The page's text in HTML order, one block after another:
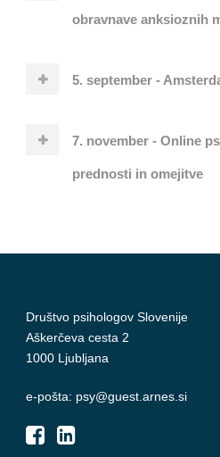
obravnave anksioznih
5. september -
7. november - Online
prednosti in omejitve
Društvo psihologov Slovenije
Aškerčeva cesta 2
1000 Ljubljana
e-pošta: psy@guest.arnes.si